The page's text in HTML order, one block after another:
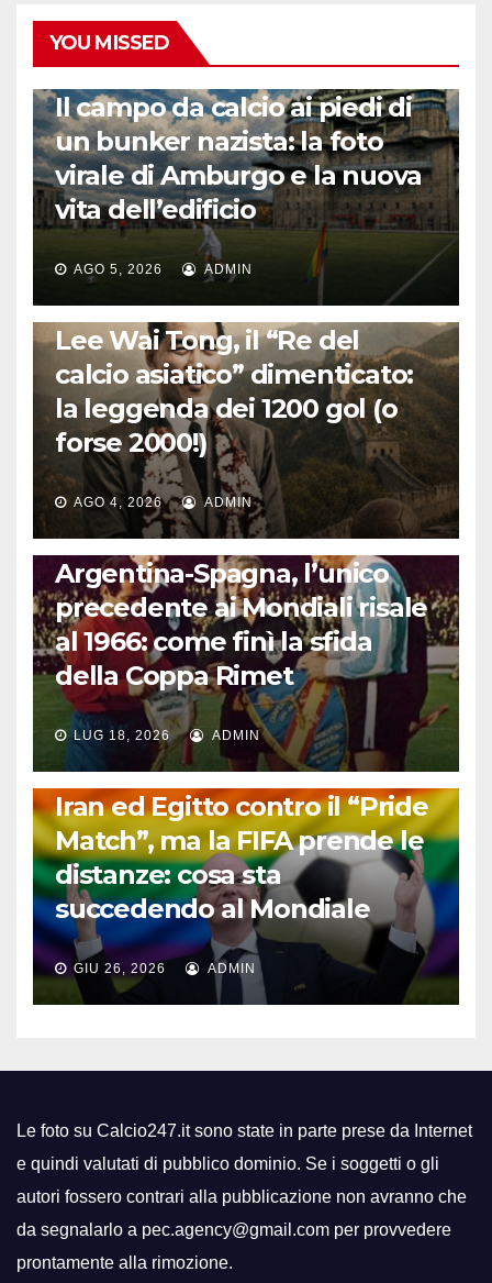
YOU MISSED
Il campo da calcio ai piedi di
un bunker nazista: la foto
virale di Amburgo e la nuova
vita dell’edificio
AGO 5, 2026 ADMIN
LA STORIA DEL CALCIO
Lee Wai Tong, il “Re del
calcio asiatico” dimenticato:
la leggenda dei 1200 gol (o
forse 2000!)
AGO 4, 2026 ADMIN
CALCIO INTERNAZIONALE
Argentina-Spagna, l’unico
precedente ai Mondiali risale
al 1966: come finì la sfida
della Coppa Rimet
LUG 18, 2026 ADMIN
FUORI DAL CAMPO: CALCIO, GOSSIP E NON SOLO
Iran ed Egitto contro il “Pride
Match”, ma la FIFA prende le
distanze: cosa sta
succedendo al Mondiale
GIU 26, 2026 ADMIN
Le foto su Calcio247.it sono state in parte prese da Internet
e quindi valutati di pubblico dominio. Se i soggetti o gli
autori fossero contrari alla pubblicazione non avranno che
da segnalarlo a pec.agency@gmail.com per provvedere
prontamente alla rimozione.